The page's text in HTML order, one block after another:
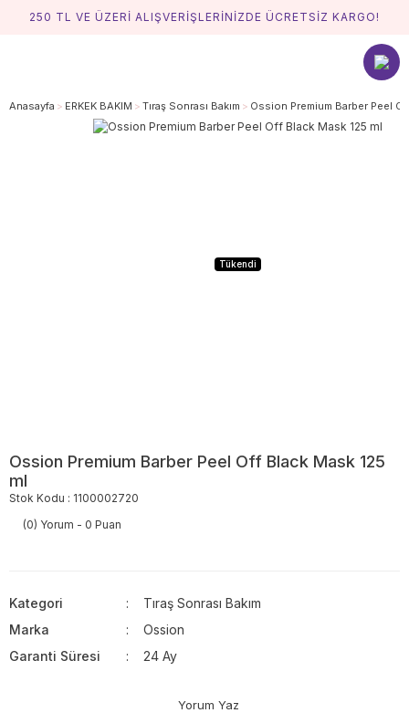
250 TL VE ÜZERİ ALIŞVERİŞLERİNİZDE ÜCRETSİZ KARGO!
Anasayfa ERKEK BAKIM Tıraş Sonrası Bakım Ossion Premium Barber Peel
Tükendi
Ossion Premium Barber Peel Off Black Mask 125
ml
Stok Kodu : 1100002720
(0) Yorum - 0 Puan
Kategori
Tıraş Sonrası Bakım
Marka
Ossion
Garanti Süresi
24 Ay
Yorum Yaz